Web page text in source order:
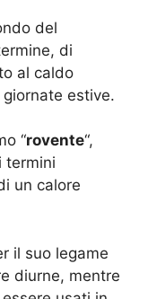
del
di
al caldo
estive.
“rovente“,
termini
un calore
il suo legame
diurne, mentre